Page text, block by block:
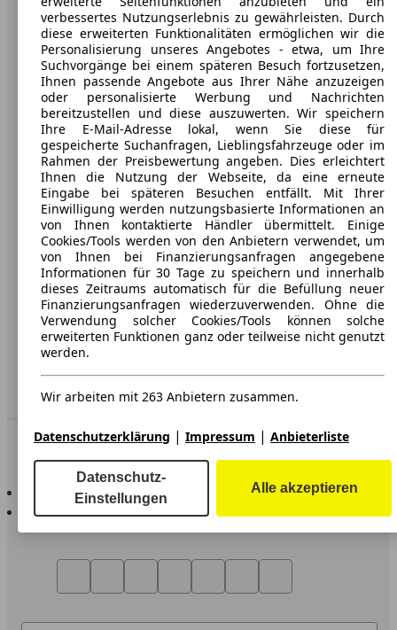
AutoScout24: Europaweit der größte Online-Automarkt.
Unternehmen
Über AutoScout24
Presse
Karriere
Werbung
AGB
Datenschutz
Impressum
Erklärung zur Barrierefreiheit
Händler
In Verbindung bleiben
AutoScout24 für iOS
AutoScout24 für Android
verbessertes Nutzungserlebnis zu gewährleisten. Durch
diese erweiterten Funktionalitäten ermöglichen wir die
Personalisierung unseres Angebotes - etwa, um Ihre
Suchvorgänge bei einem späteren Besuch fortzusetzen,
Ihnen passende Angebote aus Ihrer Nähe anzuzeigen
oder personalisierte Werbung und Nachrichten
bereitzustellen und diese auszuwerten. Wir speichern
Ihre E-Mail-Adresse lokal, wenn Sie diese für
gespeicherte Suchanfragen, Lieblingsfahrzeuge oder im
Rahmen der Preisbewertung angeben. Dies erleichtert
Ihnen die Nutzung der Webseite, da eine erneute
Eingabe bei späteren Besuchen entfällt. Mit Ihrer
Einwilligung werden nutzungsbasierte Informationen an
von Ihnen kontaktierte Händler übermittelt. Einige
Cookies/Tools werden von den Anbietern verwendet, um
von Ihnen bei Finanzierungsanfragen angegebene
Informationen für 30 Tage zu speichern und innerhalb
dieses Zeitraums automatisch für die Befüllung neuer
Finanzierungsanfragen wiederzuverwenden. Ohne die
Verwendung solcher Cookies/Tools können solche
erweiterten Funktionen ganz oder teilweise nicht genutzt
werden.
Wir arbeiten mit 263 Anbietern zusammen.
Datenschutzerklärung | Impressum | Anbieterliste
Datenschutz-
Einstellungen
Alle akzeptieren